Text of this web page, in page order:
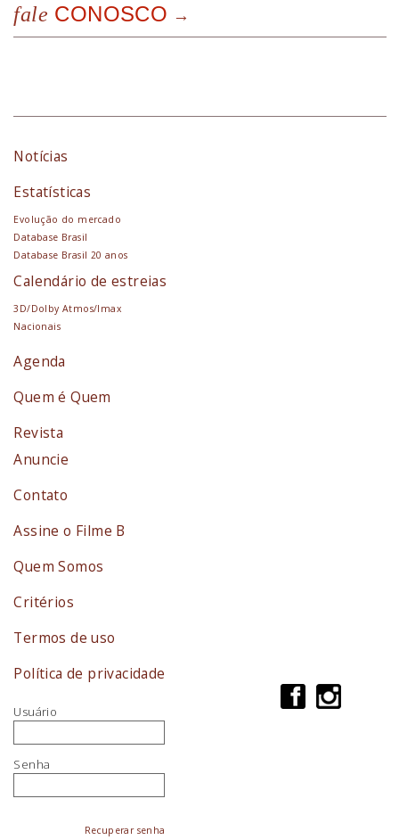
fale CONOSCO
Notícias
Estatísticas
Evolução do mercado
Database Brasil
Database Brasil 20 anos
Calendário de estreias
3D/Dolby Atmos/Imax
Nacionais
Agenda
Quem é Quem
Revista
Anuncie
Contato
Assine o Filme B
Quem Somos
Critérios
Termos de uso
Política de privacidade
Usuário
Senha
Recuperar senha